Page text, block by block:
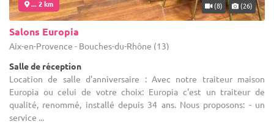
... 2 km (8) (26)
Salons Europia
Aix-en-Provence - Bouches-du-Rhône (13)
Salle de réception
Location de salle d'anniversaire : Avec notre traiteur maison
Europia ou celui de votre choix: Europia c'est un traiteur de
qualité, renommé, installé depuis 34 ans. Nous proposons: - un
service ...